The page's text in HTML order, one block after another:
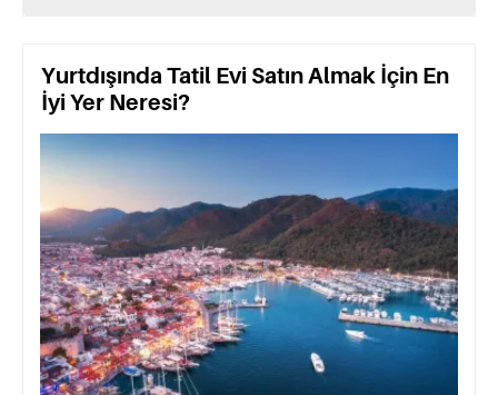
Yurtdışında Tatil Evi Satın Almak İçin En
İyi Yer Neresi?